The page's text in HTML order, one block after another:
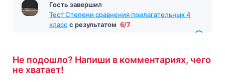
Гость завершил
Тест Степени сравнения прилагательных 4
класс с результатом 6/7
Не подошло? Напиши в комментариях, чего
не хватает!